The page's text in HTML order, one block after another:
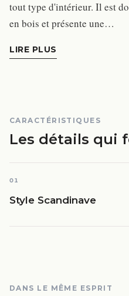
tout type d'intérieur. Il est
en bois et présente une…
LIRE PLUS
CARACTÉRISTIQUES
Les détails qui
01
Style Scandinave
DANS LE MÊME ESPRIT